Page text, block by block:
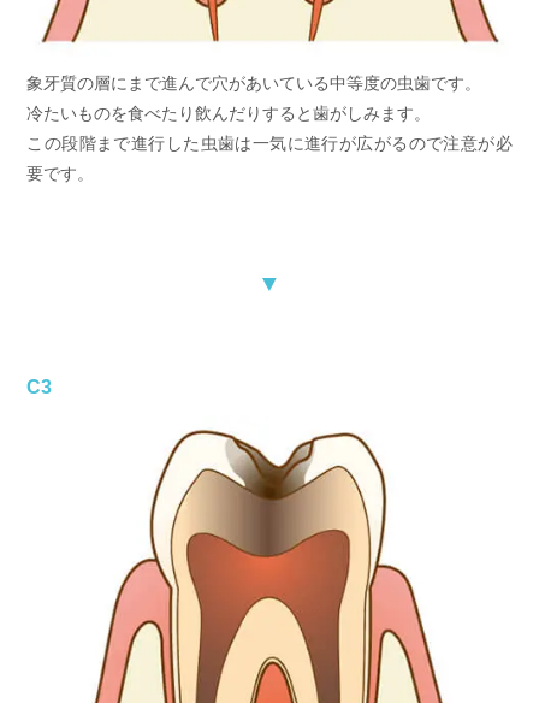
象牙質の層にまで進んで穴があいている中等度の虫歯です。
冷たいものを食べたり飲んだりすると歯がしみます。
この段階まで進行した虫歯は一気に進行が広がるので注意が必
要です。
▼
C3